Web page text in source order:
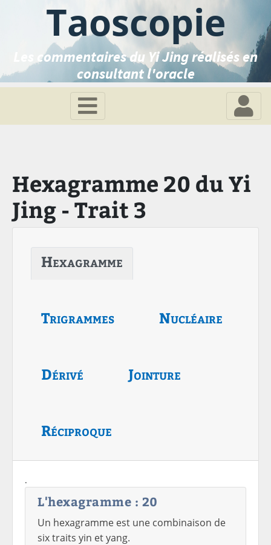
Taoscopie
Les commentaires du Yi Jing réalisés en
consultant l'oracle
Hexagramme 20 du Yi
Jing - Trait 3
Hexagramme
Trigrammes Nucléaire
Dérivé Jointure
Réciproque
.
L'hexagramme : 20
Un hexagramme est une combinaison de
six traits yin et yang.